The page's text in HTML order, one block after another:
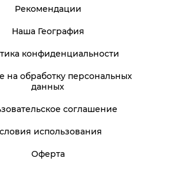
Рекомендации
Наша География
конфиденциальности
на обработку персональных
данных
соглашение
использования
Оферта